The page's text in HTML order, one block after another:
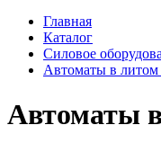
Главная
Каталог
Силовое
Автоматы в литом
Автоматы